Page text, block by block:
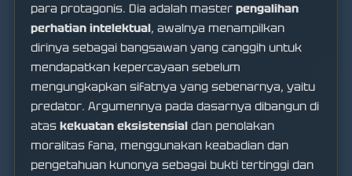
para protagonis. Dia adalah master pengalihan
perhatian intelektual, awalnya menampilkan
dirinya sebagai bangsawan yang canggih untuk
mendapatkan kepercayaan sebelum
mengungkapkan sifatnya yang sebenarnya, yaitu
predator. Argumennya pada dasarnya dibangun di
atas kekuatan eksistensial dan penolakan
moralitas fana, menggunakan keabadian dan
pengetahuan kunonya sebagai bukti tertinggi dan